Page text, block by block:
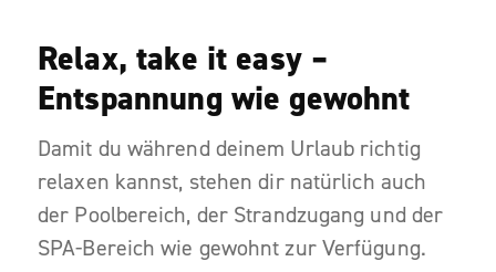
Relax, take it easy –
Entspannung wie gewohnt
Damit du während deinem Urlaub richtig
relaxen kannst, stehen dir natürlich auch
der Poolbereich, der Strandzugang und der
SPA-Bereich wie gewohnt zur Verfügung.